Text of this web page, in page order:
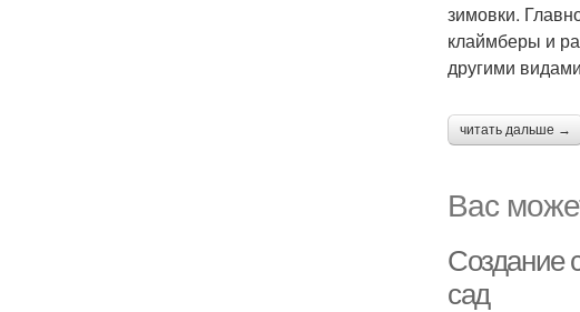
зимовки.
клаймберы и
другими
читать дальше →
Вас
Создание
сад